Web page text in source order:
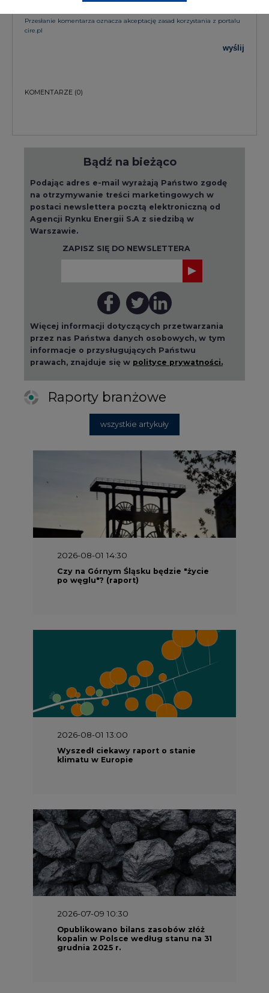
na otrzymywanie treści marketingowych w
postaci newslettera pocztą elektroniczną od
Agencji Rynku Energii S.A z siedzibą w
przez nas Państwa danych osobowych, w tym
informacje o przysługujących Państwu
prawach, znajduje się w polityce prywatności.
Raporty branżowe
po węglu"? (raport)
2026-08-01 13:00
Wyszedł ciekawy raport o stanie
klimatu w Europie
2026-07-09 10:30
Opublikowano bilans zasobów złóż
kopalin w Polsce według stanu na 31
grudnia 2025 r.
2026-06-08 07:00
Wyszedł raport "Bezpieczniej i
taniej. Ciepłownictwo na ratunek
KSE"